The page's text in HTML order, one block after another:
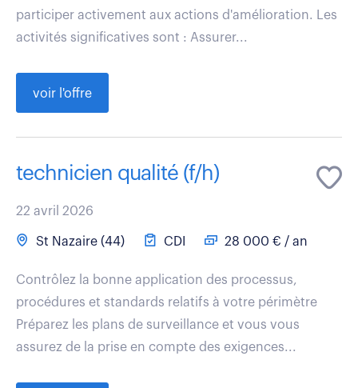
participer activement aux actions d'amélioration. Les
activités significatives sont : Assurer...
voir l'offre
technicien qualité (f/h)
22 avril 2026
St Nazaire (44) CDI 28 000 € / an
Contrôlez la bonne application des processus,
procédures et standards relatifs à votre périmètre
Préparez les plans de surveillance et vous vous
assurez de la prise en compte des exigences...